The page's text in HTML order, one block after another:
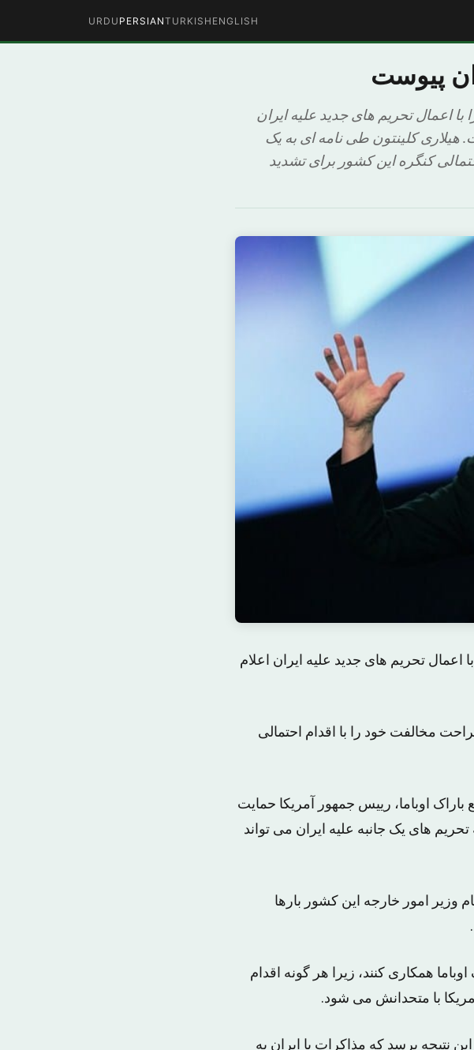
ENGLISH
TURKISH
PERSIAN
URDU
پیوست
با اعمال تحریم های جدید علیه ایران
هیلاری کلینتون طی نامه ای به یک
کنگره این کشور برای تشدید
اعمال تحریم های جدید علیه ایران اعلام
مخالفت خود را با اقدام احتمالی
اوباما، رییس جمهور آمریکا حمایت
های یک جانبه علیه ایران می تواند
وزیر امور خارجه این کشور بارها
همکاری کنند، زیرا هر گونه اقدام
با متحدانش می شود.
نتیجه برسد که مذاکرات با ایران به